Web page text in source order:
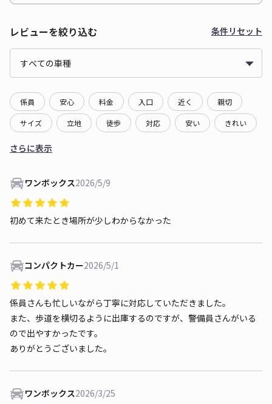
レビューを絞り込む 条件リセット
係員 安心 料金 入口 近く 親切
サイズ 立地 徒歩 対応 安い きれい
さらに表示
ワンボックス2026/5/9
初めて来たとき場所が少しわからなかった
コンパクトカー2026/5/1
係員さんも忙しいながら丁寧に対応していただきました。
また、歩道を横切るように出庫するのですが、警備員さんがいる
ので出やすかったです。
ありがとうございました。
ワンボックス2026/3/25